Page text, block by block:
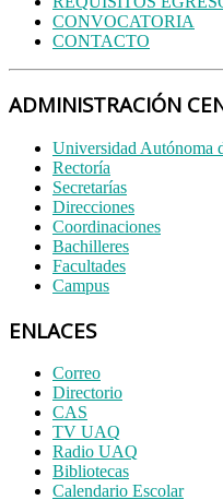
CONVOCATORIA
CONTACTO
ADMINISTRACIÓN
Universidad Autónoma
Rectoría
Secretarías
Direcciones
Coordinaciones
Bachilleres
Facultades
Campus
ENLACES
Correo
Directorio
CAS
TV UAQ
Radio UAQ
Bibliotecas
Calendario Escolar